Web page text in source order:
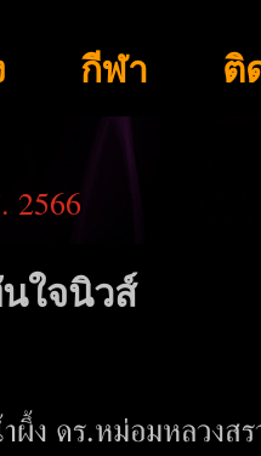
กีฬา ติ
ใจนิวส์
ง ดร.หม่อมหลวงสร